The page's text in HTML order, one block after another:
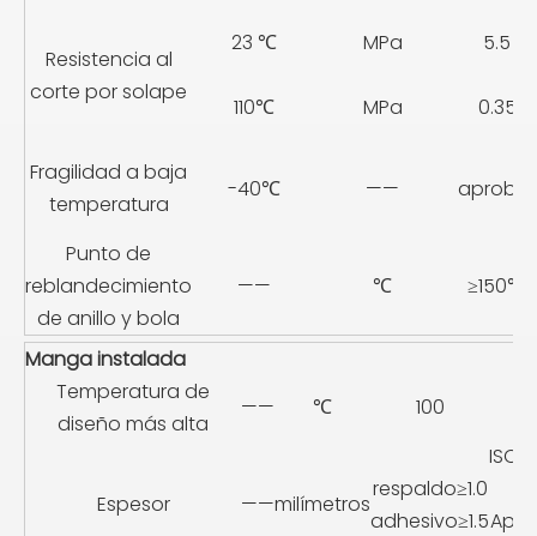
Resistencia al
corte por solape
23 ℃ MPa 5.5
110℃ MPa 0.35
Fragilidad a baja
temperatura
-40℃ —— aprobar
Punto de
reblandecimiento
de anillo y bola
—— ℃ ≥150℃
Manga instalada
Temperatura de
diseño más alta
—— ℃ 100
Espesor ——milímetros
respaldo≥1.0
adhesivo≥1.5